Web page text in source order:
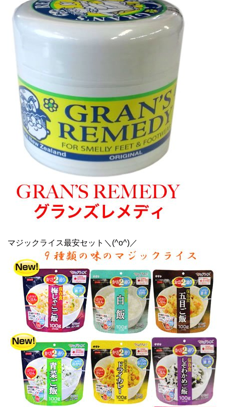
マジックライス最安セット＼(^o^)／